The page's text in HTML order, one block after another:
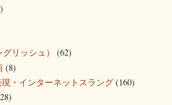
リッシュ）
(62)
(8)
・インターネットスラング (160)